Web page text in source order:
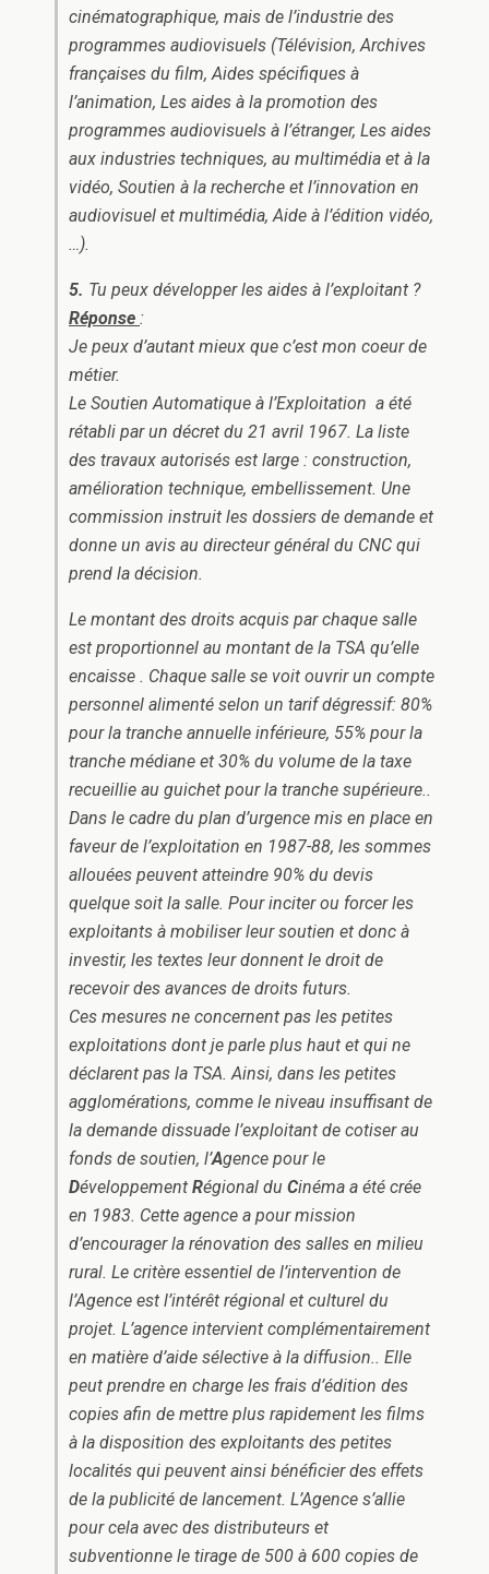
cinématographique, mais de l’industrie des
programmes audiovisuels (Télévision, Archives
françaises du film, Aides spécifiques à
l’animation, Les aides à la promotion des
programmes audiovisuels à l’étranger, Les aides
aux industries techniques, au multimédia et à la
vidéo, Soutien à la recherche et l’innovation en
audiovisuel et multimédia, Aide à l’édition vidéo,
…).
5. Tu peux développer les aides à l’exploitant ?
Réponse :
Je peux d’autant mieux que c’est mon coeur de
métier.
Le Soutien Automatique à l’Exploitation a été
rétabli par un décret du 21 avril 1967. La liste
des travaux autorisés est large : construction,
amélioration technique, embellissement. Une
commission instruit les dossiers de demande et
donne un avis au directeur général du CNC qui
prend la décision.
Le montant des droits acquis par chaque salle
est proportionnel au montant de la TSA qu’elle
encaisse . Chaque salle se voit ouvrir un compte
personnel alimenté selon un tarif dégressif: 80%
pour la tranche annuelle inférieure, 55% pour la
tranche médiane et 30% du volume de la taxe
recueillie au guichet pour la tranche supérieure..
Dans le cadre du plan d’urgence mis en place en
faveur de l’exploitation en 1987-88, les sommes
allouées peuvent atteindre 90% du devis
quelque soit la salle. Pour inciter ou forcer les
exploitants à mobiliser leur soutien et donc à
investir, les textes leur donnent le droit de
recevoir des avances de droits futurs.
Ces mesures ne concernent pas les petites
exploitations dont je parle plus haut et qui ne
déclarent pas la TSA. Ainsi, dans les petites
agglomérations, comme le niveau insuffisant de
la demande dissuade l’exploitant de cotiser au
fonds de soutien, l’Agence pour le
Développement Régional du Cinéma a été crée
en 1983. Cette agence a pour mission
d’encourager la rénovation des salles en milieu
rural. Le critère essentiel de l’intervention de
l’Agence est l’intérêt régional et culturel du
projet. L’agence intervient complémentairement
en matière d’aide sélective à la diffusion.. Elle
peut prendre en charge les frais d’édition des
copies afin de mettre plus rapidement les films
à la disposition des exploitants des petites
localités qui peuvent ainsi bénéficier des effets
de la publicité de lancement. L’Agence s’allie
pour cela avec des distributeurs et
subventionne le tirage de 500 à 600 copies de